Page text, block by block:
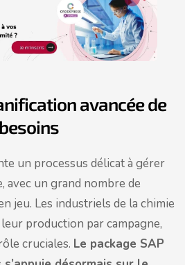
avancée de
un processus délicat à gérer
avec un grand nombre de
jeu. Les industriels de la chimie
production par campagne,
cruciales. Le package SAP